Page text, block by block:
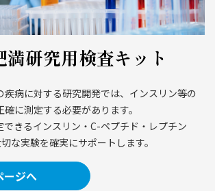
研究用検査キット
疾病に対する研究開発では、インスリン等の
に測定する必要があります。
きるインスリン・C-ペプチド・レプチン
な実験を確実にサポートします。
ージへ